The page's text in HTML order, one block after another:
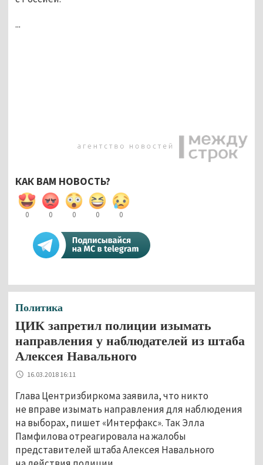
...
КАК ВАМ НОВОСТЬ?
0 0 0 0 0
Политика
ЦИК запретил полиции изымать
направления у наблюдателей из штаба
Алексея Навального
16.03.2018 16:11
Глава Центризбиркома заявила, что никто
не вправе изымать направления для наблюдения
на выборах, пишет «Интерфакс». Так Элла
Памфилова отреагировала на жалобы
представителей штаба Алексея Навального